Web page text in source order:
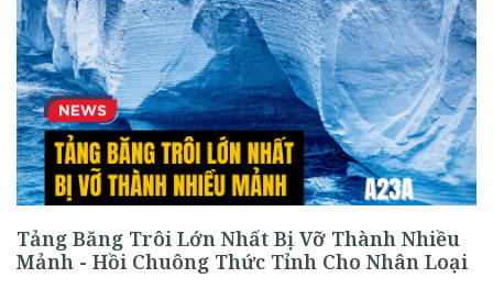
Tảng Băng Trôi Lớn Nhất Bị Vỡ Thành Nhiều
Mảnh - Hồi Chuông Thức Tỉnh Cho Nhân Loại